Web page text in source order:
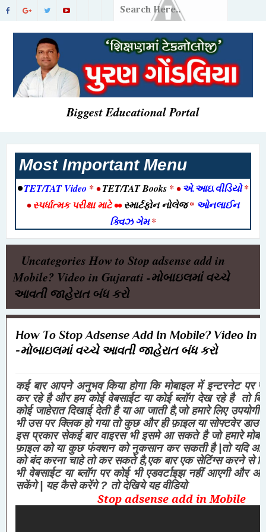
Biggest Educational Portal
Most Important Menu
•TET/TAT Video * •TET/TAT Books * •એ.આઇ.વીડિયો*
•સ્પર્ધાત્મક પરીક્ષા માટે••સ્માર્ટફોન નોલેજ* ઓનલાઈન
ક્વિઝ ગેમ*
Uncategories How to Stop adsense add in
Mobile? Video in Gujarati -મોબાઇલમાં વચ્ચે
આવતી જાહેરાત બંધ કરો
How To Stop Adsense Add In Mobile? Video In
-મોબાઇલમાં વચ્ચે આવતી જાહેરાત બંધ કરો
कई बार आपने अनुभव किया होगा कि मोबाइल में इन्टरनेट पर
कर रहे है और हम कोई वेबसाईट या कोई ब्लॉग देख रहे है तो
कोई जाहेरात दिखाई देती है या आ जाती है,जो हमारे लिए
भी उस पर क्लिक हो गया तो कुछ और ही फ़ाइल या सोफ्टवेर
इस प्रकार सेकई बार वाइरस भी इसमे आ सकते है जो हमारे
फ़ाइल को या कुछ फंक्शन को नुकसान कर सकती है|तो यदि
को बंद करना चाहे तो कर सकते है,एक बार एक सेटिंग्स करने से
भी वेबसाईट या ब्लॉग पर कोई भी एडवर्टाइझ नहीं आएगी और
सकेंगे| यह कैसे करेंगे? तो देखिये यह वीडियो
Stop adsense add in Mobile